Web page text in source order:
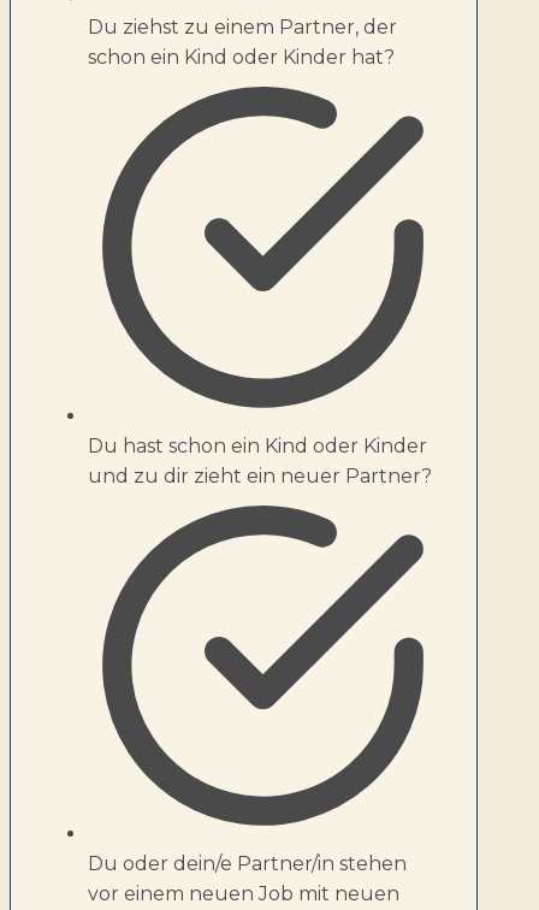
Du ziehst zu einem Partner, der
schon ein Kind oder Kinder hat?
Du hast schon ein Kind oder Kinder
und zu dir zieht ein neuer Partner?
Du oder dein/e Partner/in stehen
vor einem neuen Job mit neuen